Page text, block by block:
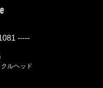
-----
ルヘッド